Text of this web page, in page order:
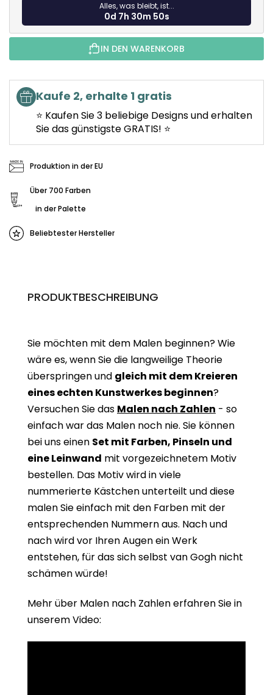
Alles, was bleibt, ist...
0d 7h 30m 49s
IN DEN WARENKORB
Kaufe 2, erhalte 1 gratis
⭐ Kaufen Sie 3 beliebige Designs und erhalten
Sie das günstigste GRATIS! ⭐
Produktion in der EU
Über 700 Farben
in der Palette
Beliebtester Hersteller
PRODUKTBESCHREIBUNG
Sie möchten mit dem Malen beginnen? Wie
wäre es, wenn Sie die langweilige Theorie
überspringen und gleich mit dem Kreieren
eines echten Kunstwerkes beginnen?
Versuchen Sie das Malen nach Zahlen - so
einfach war das Malen noch nie. Sie können
bei uns einen Set mit Farben, Pinseln und
eine Leinwand mit vorgezeichnetem Motiv
bestellen. Das Motiv wird in viele
nummerierte Kästchen unterteilt und diese
malen Sie einfach mit den Farben mit der
entsprechenden Nummern aus. Nach und
nach wird vor Ihren Augen ein Werk
entstehen, für das sich selbst van Gogh nicht
schämen würde!
Mehr über Malen nach Zahlen erfahren Sie in
unserem Video: